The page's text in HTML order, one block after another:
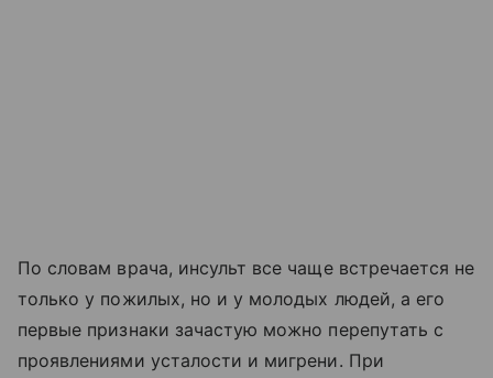
По словам врача, инсульт все чаще встречается не
только у пожилых, но и у молодых людей, а его
первые признаки зачастую можно перепутать с
проявлениями усталости и мигрени. При